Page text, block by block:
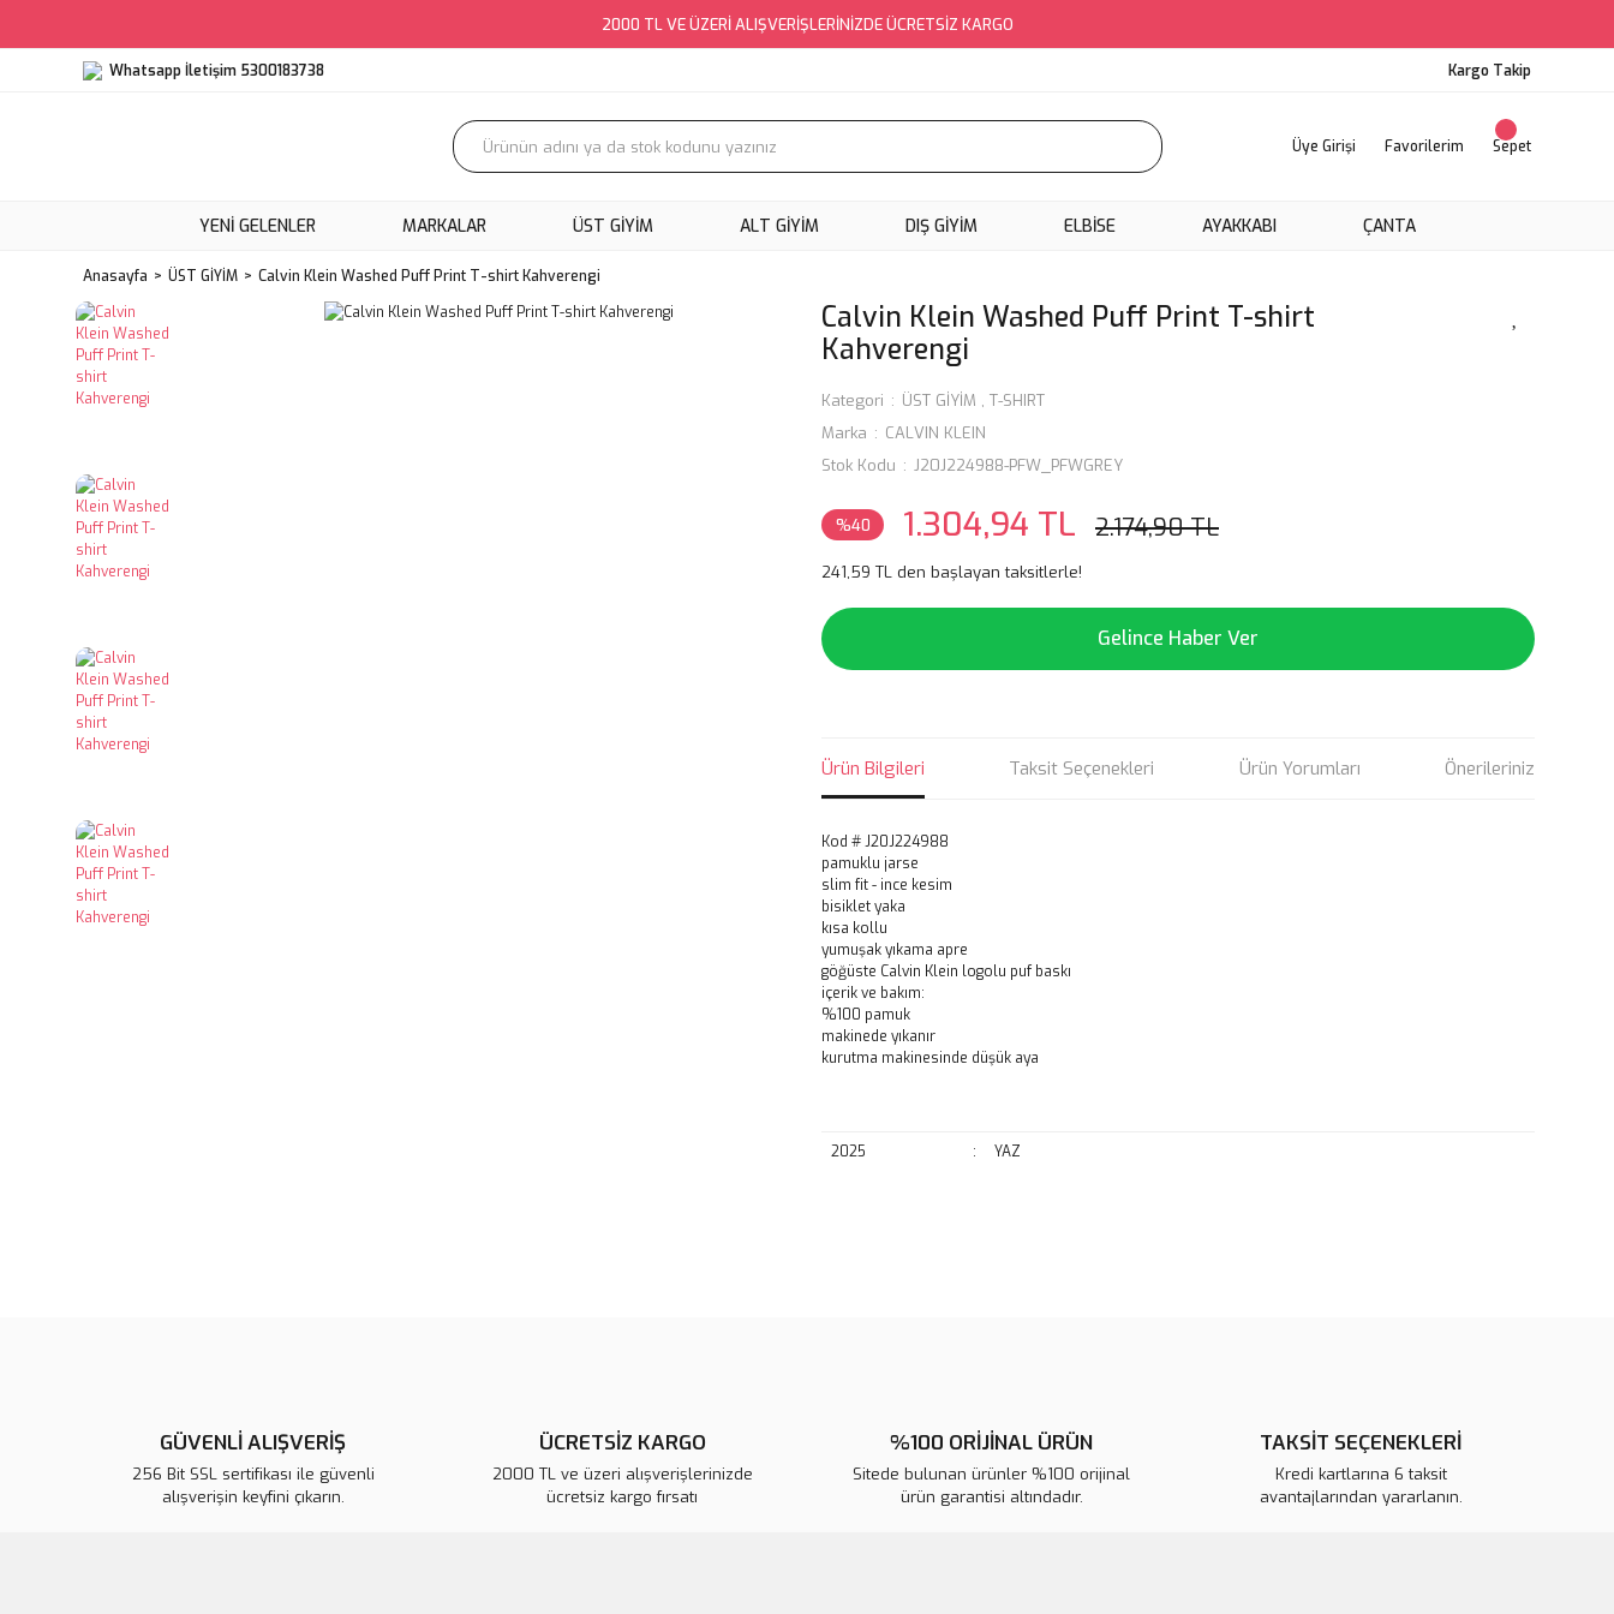
2000 TL VE ÜZERİ ALIŞVERİŞLERİNİZDE ÜCRETSİZ KARGO
Whatsapp İletişim 5300183738 Kargo Takip
Üye Girişi Favorilerim Sepet
YENI GELENLER MARKALAR ÜST GİYİM ALT GİYİM DIŞ GİYİM ELBİSE AYAKKABI ÇANTA
Anasayfa ÜST GİYİM Calvin Klein Washed Puff Print T-shirt Kahverengi
Calvin Klein Washed Puff Print T-shirt
Kahverengi
Kategori ÜST GİYİM , T-SHIRT
Marka
CALVIN KLEIN
Stok Kodu
J20J224988-PFW_PFWGREY
%40 1.304,94 TL 2.174,90 TL
241,59 TL den başlayan taksitlerle!
Gelince Haber Ver
Ürün Bilgileri Taksit Seçenekleri Ürün Yorumları Önerileriniz
Kod # J20J224988
pamuklu jarse
slim fit - ince kesim
bisiklet yaka
kısa kollu
yumuşak yıkama apre
göğüste Calvin Klein logolu puf baskı
içerik ve bakım:
%100 pamuk
makinede yıkanır
kurutma makinesinde düşük aya
2025 : YAZ
Ürün bilgilerinde hatalar bulunuyor.
Ürün fiyatı diğer sitelerden daha pahalı.
Bu ürüne benzer farklı alternatifler olmalı.
GÜVENLİ ALIŞVERİŞ
256 Bit SSL sertifikası ile güvenli
alışverişin keyfini çıkarın.
ÜCRETSİZ KARGO
2000 TL ve üzeri alışverişlerinizde
ücretsiz kargo fırsatı
%100 ORİJİNAL ÜRÜN
Sitede bulunan ürünler %100 orijinal
ürün garantisi altındadır.
TAKSİT SEÇENEKLERİ
Kredi kartlarına 6 taksit
avantajlarından yararlanın.